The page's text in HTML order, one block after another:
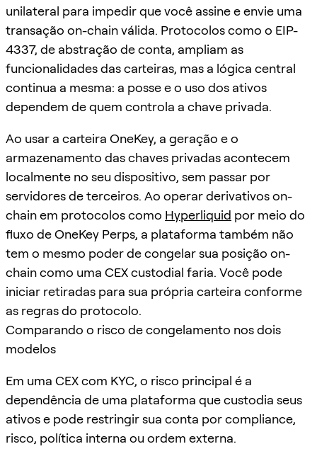
unilateral para impedir que você assine e envie uma
transação on-chain válida. Protocolos como o EIP-
4337, de abstração de conta, ampliam as
funcionalidades das carteiras, mas a lógica central
continua a mesma: a posse e o uso dos ativos
dependem de quem controla a chave privada.
Ao usar a carteira OneKey, a geração e o
armazenamento das chaves privadas acontecem
localmente no seu dispositivo, sem passar por
servidores de terceiros. Ao operar derivativos on-
chain em protocolos como Hyperliquid por meio do
fluxo de OneKey Perps, a plataforma também não
tem o mesmo poder de congelar sua posição on-
chain como uma CEX custodial faria. Você pode
iniciar retiradas para sua própria carteira conforme
as regras do protocolo.
Comparando o risco de congelamento nos dois
modelos
Em uma CEX com KYC, o risco principal é a
dependência de uma plataforma que custodia seus
ativos e pode restringir sua conta por compliance,
risco, política interna ou ordem externa.